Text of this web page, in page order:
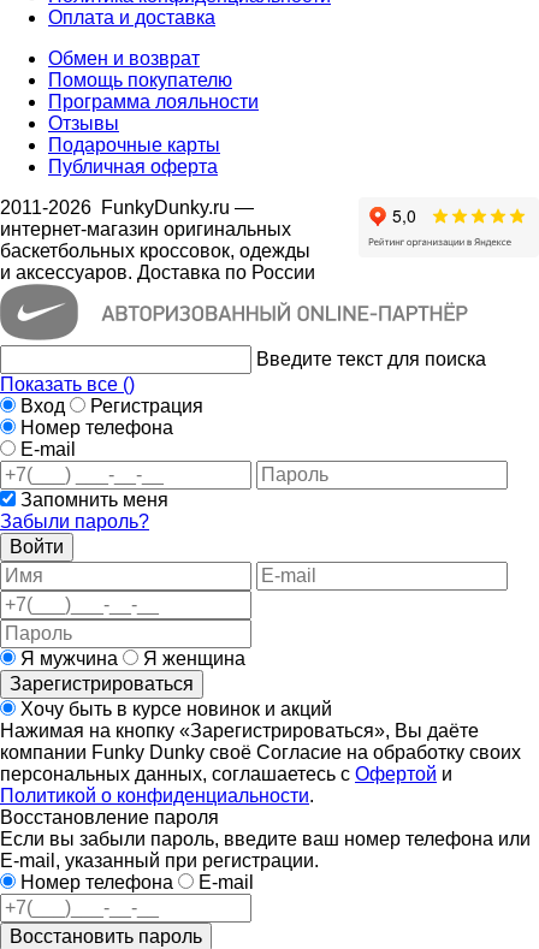
Оплата и доставка
Обмен и возврат
Помощь покупателю
Программа лояльности
Отзывы
Подарочные карты
Публичная оферта
2011-2026 FunkyDunky.ru —
интернет-магазин оригинальных
баскетбольных кроссовок, одежды
и аксессуаров. Доставка по России
Введите текст для поиска
Показать все ()
Вход
Регистрация
Номер телефона
E-mail
Запомнить меня
Забыли пароль?
Войти
Я мужчина
Я женщина
Зарегистрироваться
Хочу быть в курсе новинок и акций
Нажимая на кнопку «Зарегистрироваться», Вы даёте
компании Funky Dunky своё Согласие на обработку своих
персональных данных, соглашаетесь с Офертой и
Политикой о конфиденциальности.
Восстановление пароля
Если вы забыли пароль, введите ваш номер телефона или
E-mail, указанный при регистрации.
Номер телефона
E-mail
Восстановить пароль